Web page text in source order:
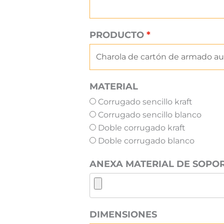
PRODUCTO
MATERIAL
Corrugado sencillo kraft
Corrugado sencillo blanco
Doble corrugado kraft
Doble corrugado blanco
ANEXA MATERIAL DE
DIMENSIONES